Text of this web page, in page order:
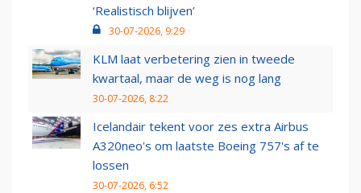
‘Realistisch blijven’
30-07-2026, 9:29
KLM laat verbetering zien in tweede
kwartaal, maar de weg is nog lang
30-07-2026, 8:22
Icelandair tekent voor zes extra Airbus
A320neo's om laatste Boeing 757's af te
lossen
30-07-2026, 6:52